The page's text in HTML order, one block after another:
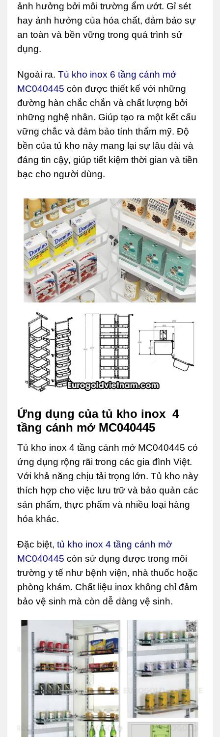
ảnh hưởng bởi môi trường ẩm ướt. Gỉ sét
hay ảnh hưởng của hóa chất, đảm bảo sự
an toàn và bền vững trong quá trình sử
dụng.
Ngoài ra. Tủ kho inox 6 tầng cánh mở
MC040445 còn được thiết kế với những
đường hàn chắc chắn và chất lượng bởi
những nghệ nhân. Giúp tạo ra một kết cấu
vững chắc và đảm bảo tính thẩm mỹ. Độ
bền của tủ kho này mang lại sự lâu dài và
đáng tin cậy, giúp tiết kiệm thời gian và tiền
bạc cho người dùng.
Ứng dụng của tủ kho inox 4
tầng cánh mở MC040445
Tủ kho inox 4 tầng cánh mở MC040445 có
ứng dụng rộng rãi trong các gia đình Việt.
Với khả năng chịu tải trọng lớn. Tủ kho này
thích hợp cho việc lưu trữ và bảo quản các
sản phẩm, thực phẩm và nhiều loại hàng
hóa khác.
Đặc biệt, tủ kho inox 4 tầng cánh mở
MC040445 còn sử dụng được trong môi
trường y tế như bệnh viện, nhà thuốc hoặc
phòng khám. Chất liệu inox không chỉ đảm
bảo vệ sinh mà còn dễ dàng vệ sinh.